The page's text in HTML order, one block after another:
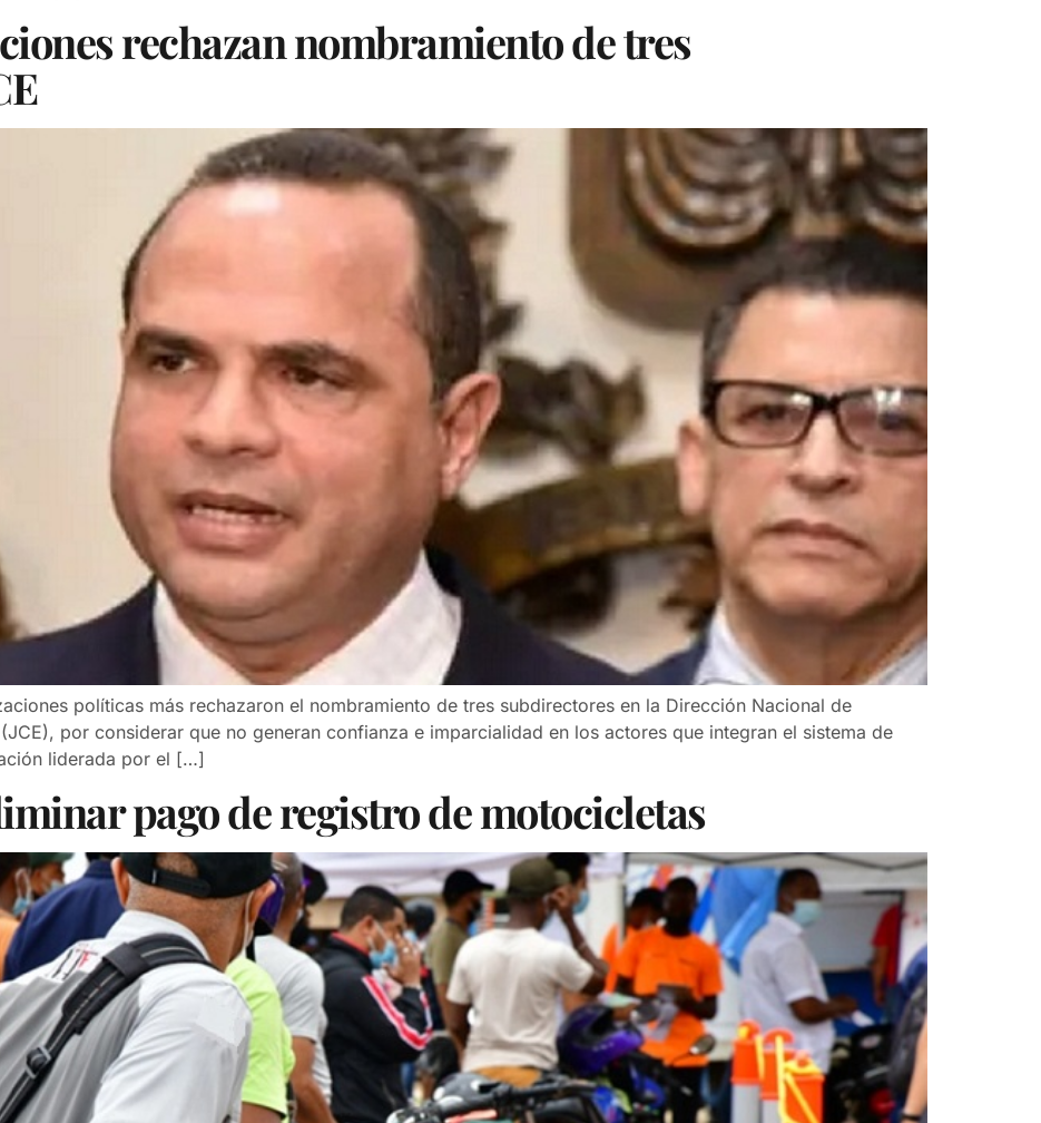
rechazan nombramiento de tres
políticas más rechazaron el nombramiento de tres subdirectores en la Dirección Nacional de
por considerar que no generan confianza e imparcialidad en los actores que integran el sistema de
liderada por el […]
pago de registro de motocicletas